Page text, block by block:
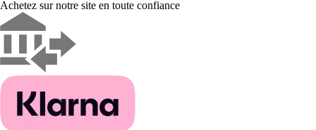
Achetez sur notre site en toute confiance